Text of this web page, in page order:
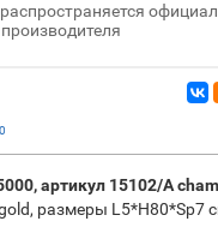
0
артикул 15102/A
размеры L5*H80*Sp7